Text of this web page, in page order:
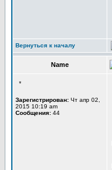
Вернуться к началу
Name
*
Зарегистрирован: Чт апр 02,
2015 10:19 am
Сообщения: 44